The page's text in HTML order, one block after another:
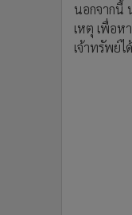
นอกจากนี้
เหตุ เพื่อห
เจ้าทรัพย์